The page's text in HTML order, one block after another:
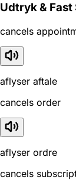
Udtryk &
cancels
aflyser aftale
cancels order
aflyser ordre
cancels